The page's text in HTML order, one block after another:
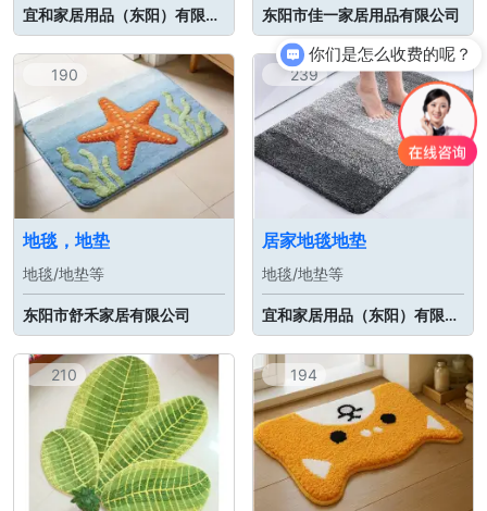
宜和家居用品（东阳）有限公司 东阳市佳一家居用品有限公司
190
地毯，地垫
地毯/地垫等
东阳市舒禾家居有限公司
239
居家地毯地垫
地毯/地垫等
宜和家居用品（东阳）有限公司
210 194
你们是怎么收费的呢？